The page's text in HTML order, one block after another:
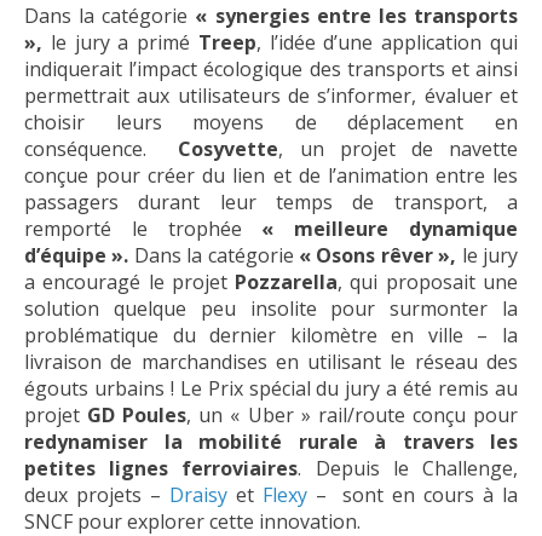
Dans la catégorie « synergies entre les transports
», le jury a primé Treep, l’idée d’une application qui
indiquerait l’impact écologique des transports et ainsi
permettrait aux utilisateurs de s’informer, évaluer et
choisir leurs moyens de déplacement en
conséquence. Cosyvette, un projet de navette
conçue pour créer du lien et de l’animation entre les
passagers durant leur temps de transport, a
remporté le trophée « meilleure dynamique
d’équipe ». Dans la catégorie « Osons rêver », le jury
a encouragé le projet Pozzarella, qui proposait une
solution quelque peu insolite pour surmonter la
problématique du dernier kilomètre en ville – la
livraison de marchandises en utilisant le réseau des
égouts urbains ! Le Prix spécial du jury a été remis au
projet GD Poules, un « Uber » rail/route conçu pour
redynamiser la mobilité rurale à travers les
petites lignes ferroviaires. Depuis le Challenge,
deux projets – Draisyet Flexy– sont en cours à la
SNCF pour explorer cette innovation.